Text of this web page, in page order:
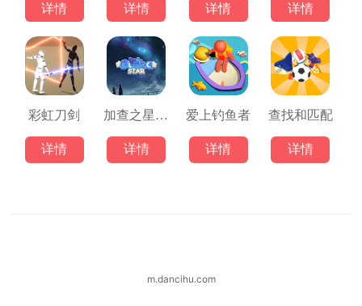
详情 详情 详情 详情
彩虹刀剑
详情
加查之星3.4
详情
爱上钓鱼者
详情
查找和匹配
详情
m.dancihu.com